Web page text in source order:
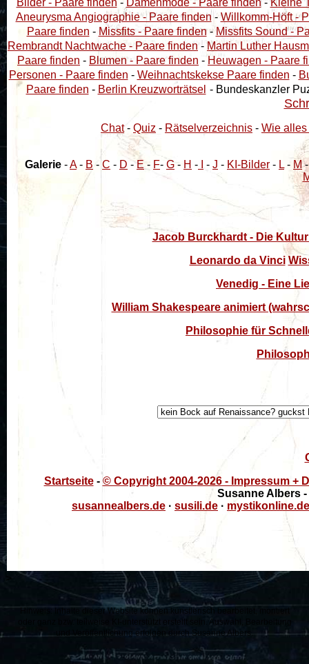
Bilder - Paare finden - Damenmode - Paare finden -Kleine
Aneurysma Angiographie - Paare finden-Willkomm-Höft -
Paare finden - Missfits - Paare finden-Missfits Sound -
Rembrandt Nachtwache - Paare finden - Martin Luther
Paare finden - Blumen - Paare finden - Heuwagen - Paare
Personen - Paare finden - Weihnachtskekse Paare finden -
Paare finden - Berlin Kreuzworträtsel - Bundeskanzler
Chat- Quiz - Rätselverzeichnis - Wie alles
Galerie -A- B - C - D - E - F- G - H - - J - KI-Bilder - L - M
Jacob Burckhardt - Die
Leonardo da Vinci
Venedig - Eine
William Shakespeare animiert
Philosophie für
Startseite- © Copyright 2004-2026 - Impressum +
Susanne Albers
susannealbers.de · susili.de · mystikonline.de
Hinweis: Inhalte dieser Website können künstlerisch bearbeitet, montiert
oder ganz bzw. teilweise KI-unterstützt erstellt sein. Auswahl, Bearbeitung
und Veröffentlichung erfolgen durch Susanne Albers.